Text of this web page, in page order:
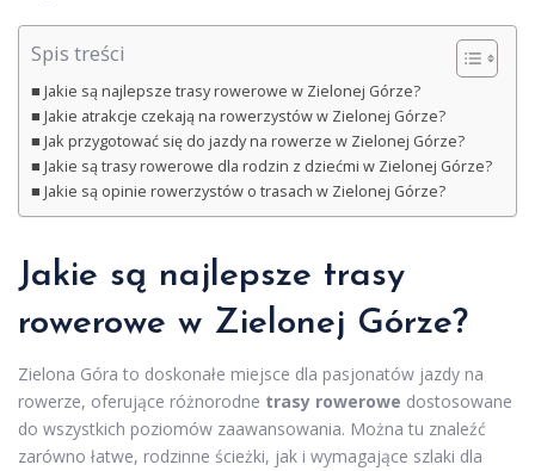
Spis treści
Jakie są najlepsze trasy rowerowe w Zielonej Górze?
Jakie atrakcje czekają na rowerzystów w Zielonej Górze?
Jak przygotować się do jazdy na rowerze w Zielonej Górze?
Jakie są trasy rowerowe dla rodzin z dziećmi w Zielonej Górze?
Jakie są opinie rowerzystów o trasach w Zielonej Górze?
Jakie są najlepsze trasy
rowerowe w Zielonej Górze?
Zielona Góra to doskonałe miejsce dla pasjonatów jazdy na
rowerze, oferujące różnorodne trasy rowerowe dostosowane
do wszystkich poziomów zaawansowania. Można tu znaleźć
zarówno łatwe, rodzinne ścieżki, jak i wymagające szlaki dla